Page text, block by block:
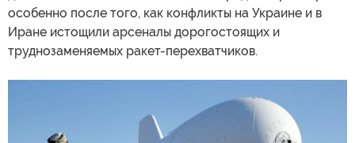
особенно после того, как конфликты на Украине и в
Иране истощили арсеналы дорогостоящих и
труднозаменяемых ракет-перехватчиков.